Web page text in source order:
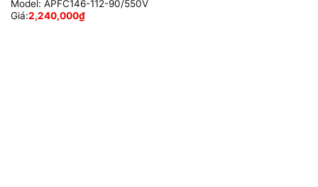
Model: APFC146-112-90/550V
Giá:2,240,000₫